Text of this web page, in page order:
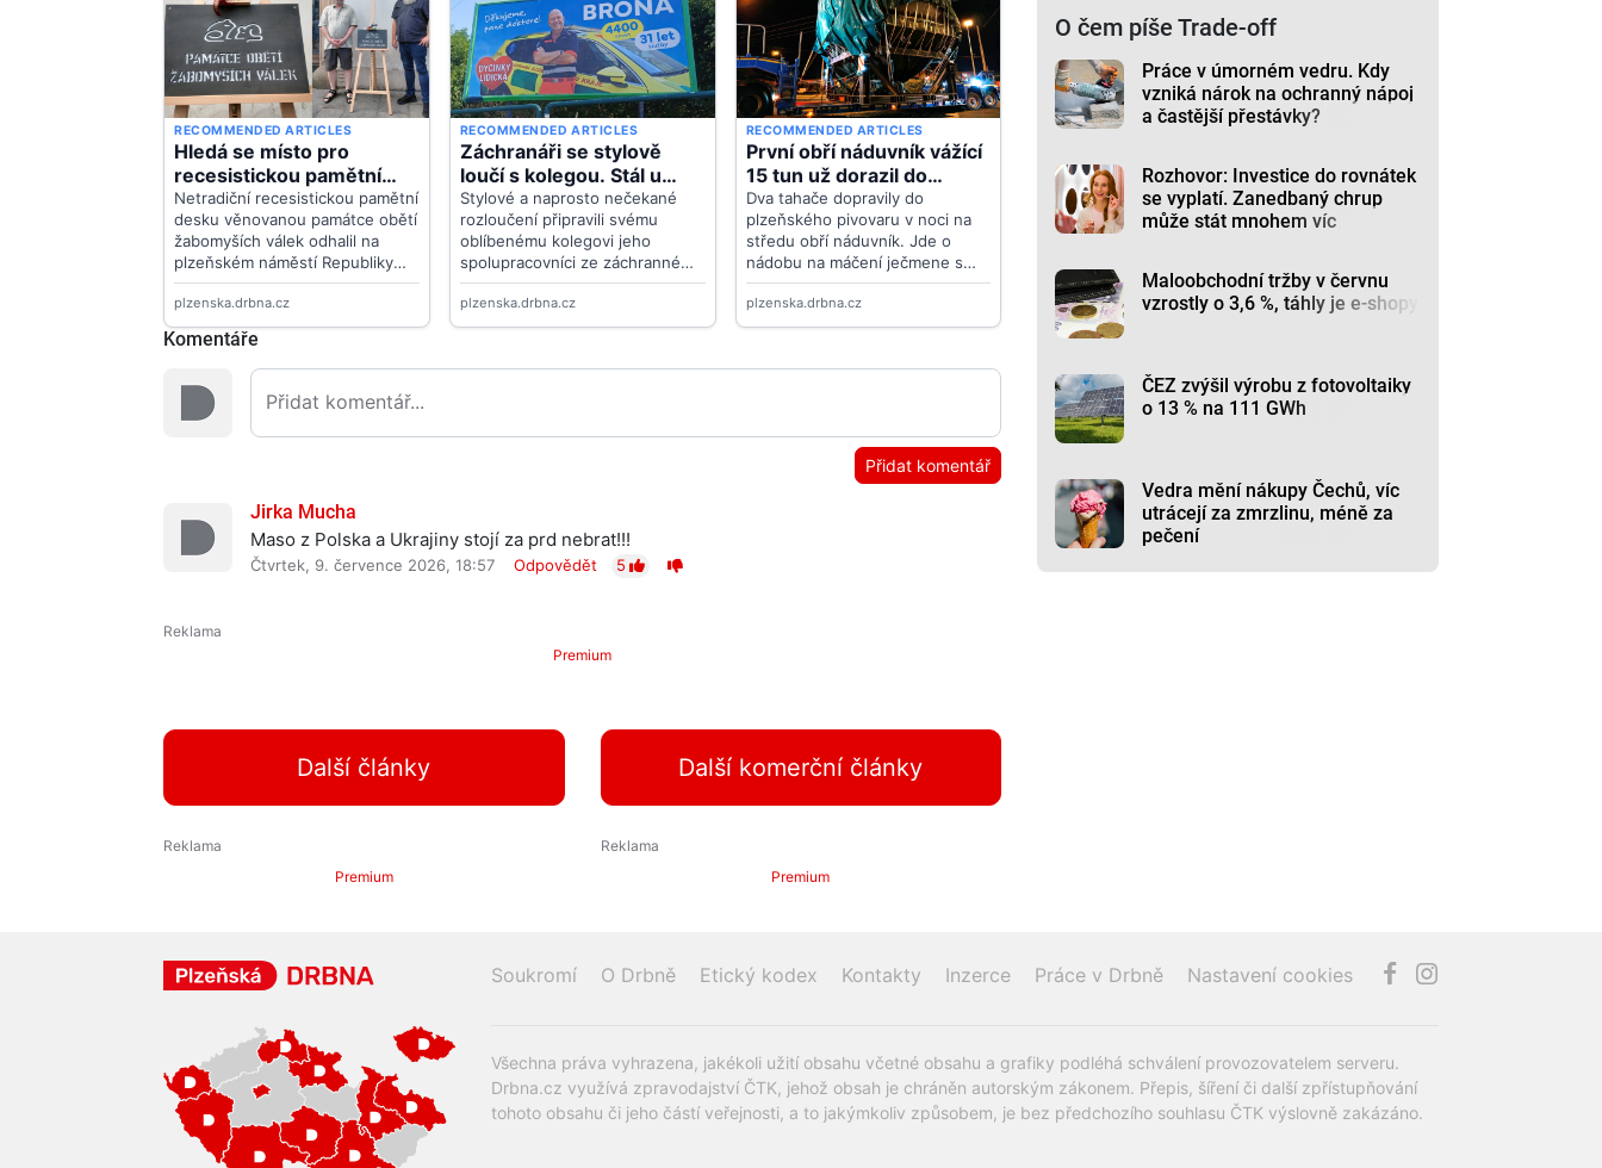
Komentáře
Přidat komentář
Jirka Mucha
Maso z Polska a Ukrajiny stojí za prd nebrat!!!
Čtvrtek, 9. července 2026, 18:57 Odpovědět 5
Premium
Další články Další komerční články
O čem píše Trade-off
Práce v úmorném vedru. Kdy
vzniká nárok na ochranný nápoj
a častější přestávky?
Rozhovor: Investice do rovnátek
se vyplatí. Zanedbaný chrup
může stát mnohem víc
Maloobchodní tržby v červnu
vzrostly o 3,6 %, táhly je e-shopy
ČEZ zvýšil výrobu z fotovoltaiky
o 13 % na 111 GWh
Vedra mění nákupy Čechů, víc
utrácejí za zmrzlinu, méně za
pečení
Premium Premium
Soukromí O Drbně Etický kodex Kontakty Inzerce Práce v Drbně Nastavení cookies
Všechna práva vyhrazena, jakékoli užití obsahu včetné obsahu a grafiky podléhá schválení provozovatelem serveru.
Drbna.cz využívá zpravodajství ČTK, jehož obsah je chráněn autorským zákonem. Přepis, šíření či další zpřístupňování
tohoto obsahu či jeho částí veřejnosti, a to jakýmkoliv způsobem, je bez předchozího souhlasu ČTK výslovně zakázáno.